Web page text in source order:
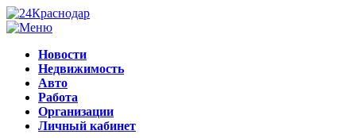
Новости
Недвижимость
Авто
Работа
Организации
Личный кабинет